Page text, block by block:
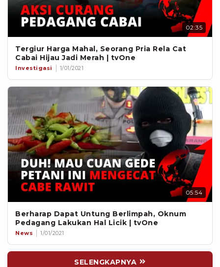
02:35
Tergiur Harga Mahal, Seorang Pria Rela Cat
Cabai Hijau Jadi Merah | tvOne
Investigasi 1/01/2021
05:54
Berharap Dapat Untung Berlimpah, Oknum
Pedagang Lakukan Hal Licik | tvOne
News 1/01/2021
SELENGKAPNYA